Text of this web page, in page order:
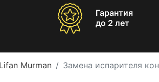
Гарантия
до 2 лет
Murman Замена испарителя